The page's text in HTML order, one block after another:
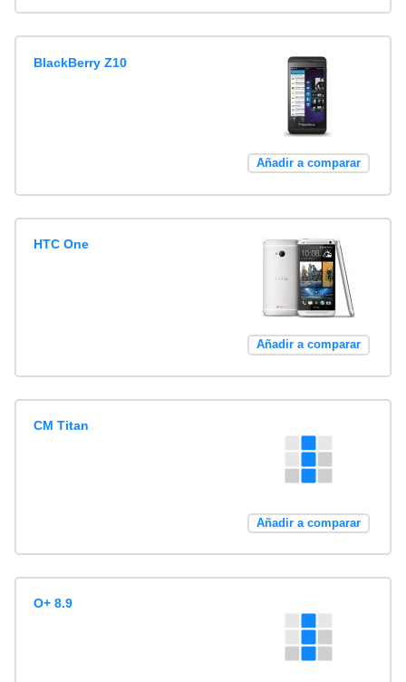
BlackBerry Z10
Añadir a comparar
HTC One
Añadir a comparar
CM Titan
Añadir a comparar
O+ 8.9